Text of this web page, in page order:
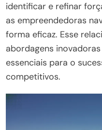
identificar e refinar
as empreendedoras
forma eficaz. Esse
abordagens
essenciais para o
competitivos.